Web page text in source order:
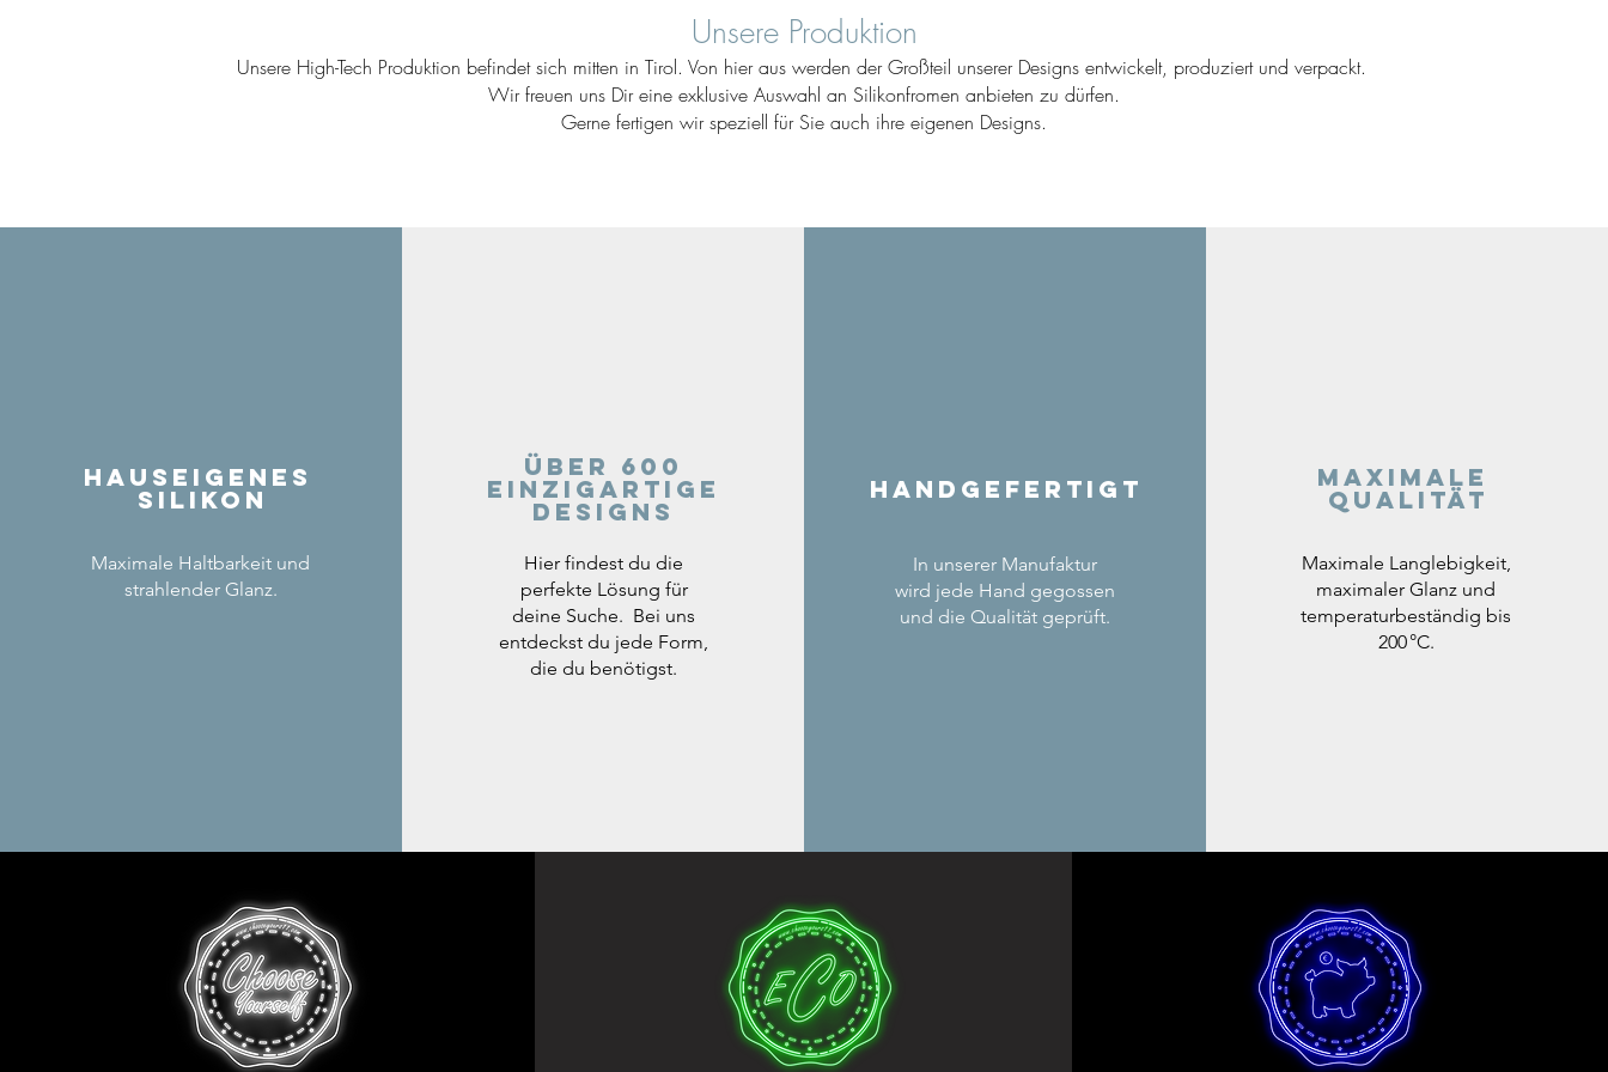
Unsere Produktion
Unsere High-Tech Produktion befindet sich mitten in Tirol. Von hier aus werden der Großteil unserer Designs entwickelt, produziert und verpackt.
Wir freuen uns Dir eine exklusive Auswahl an Silikonfromen anbieten zu dürfen.
Gerne fertigen wir speziell für Sie auch ihre eigenen Designs.
Hauseigenes
Silikon
Maximale Haltbarkeit und
strahlender Glanz.
Über 600
einzigartige
Designs
Hier findest du die
perfekte Lösung für
deine Suche. Bei uns
entdeckst du jede Form,
die du benötigst.
Handgefertigt
In unserer Manufaktur
wird jede Hand gegossen
und die Qualität geprüft.
Maximale
Qualität
Maximale Langlebigkeit,
maximaler Glanz und
temperaturbeständig bis
200 °C.